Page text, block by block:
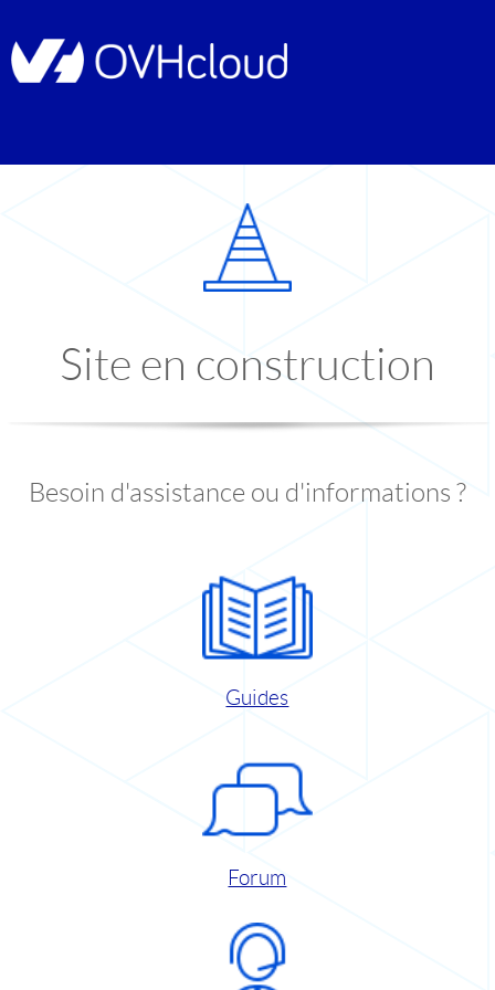
Site en construction
Besoin d'assistance ou d'informations ?
Guides
Forum